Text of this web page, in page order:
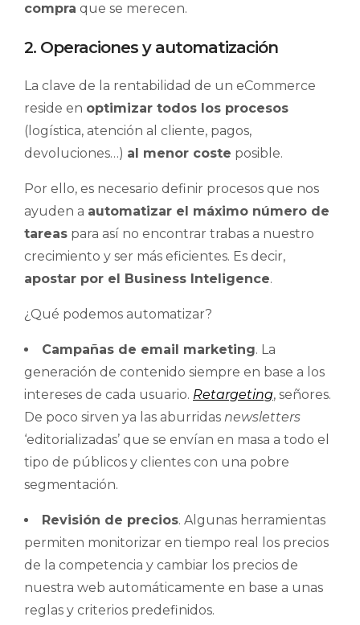
compra que se merecen.
2. Operaciones y automatización
La clave de la rentabilidad de un eCommerce
reside en optimizar todos los procesos
(logística, atención al cliente, pagos,
devoluciones…) al menor coste posible.
Por ello, es necesario definir procesos que nos
ayuden a automatizar el máximo número de
tareas para así no encontrar trabas a nuestro
crecimiento y ser más eficientes. Es decir,
apostar por el Business Inteligence.
¿Qué podemos automatizar?
Campañas de email marketing. La
generación de contenido siempre en base a los
intereses de cada usuario. Retargeting, señores.
De poco sirven ya las aburridas newsletters
‘editorializadas’ que se envían en masa a todo el
tipo de públicos y clientes con una pobre
segmentación.
Revisión de precios. Algunas herramientas
permiten monitorizar en tiempo real los precios
de la competencia y cambiar los precios de
nuestra web automáticamente en base a unas
reglas y criterios predefinidos.